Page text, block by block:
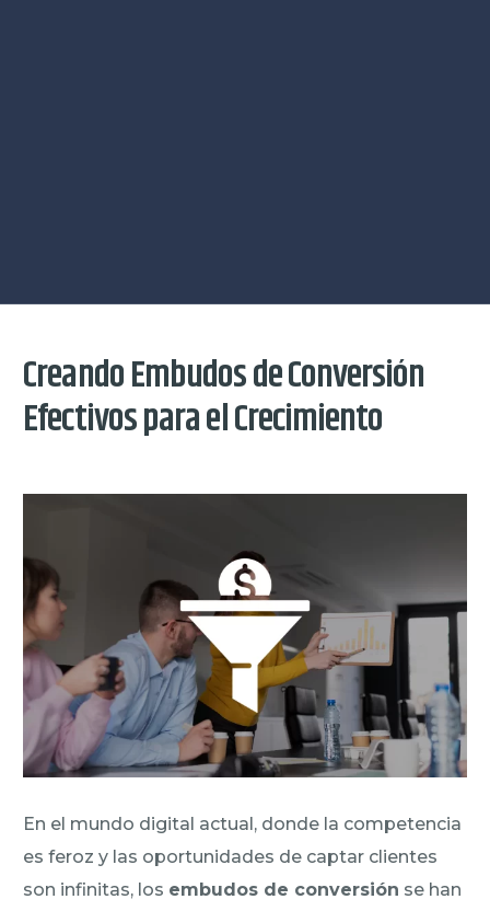
Creando Embudos de Conversión
Efectivos para el Crecimiento
En el mundo digital actual, donde la competencia
es feroz y las oportunidades de captar clientes
son infinitas, los embudos de conversión se han